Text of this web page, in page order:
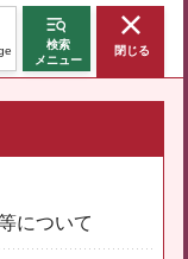
検索
メニュー
閉じる
について